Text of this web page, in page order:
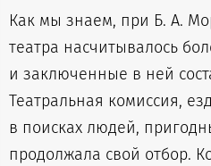
Как мы знаем, при Б. А.
театра насчитывалось
и заключенные в ней
Театральная комиссия,
в поисках людей,
продолжала свой отбор.